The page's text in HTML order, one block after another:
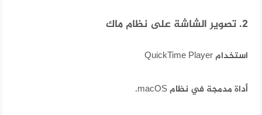
2. تصوير الشاشة على نظام ماك
استخدام QuickTime Player
أداة مدمجة في نظام macOS.